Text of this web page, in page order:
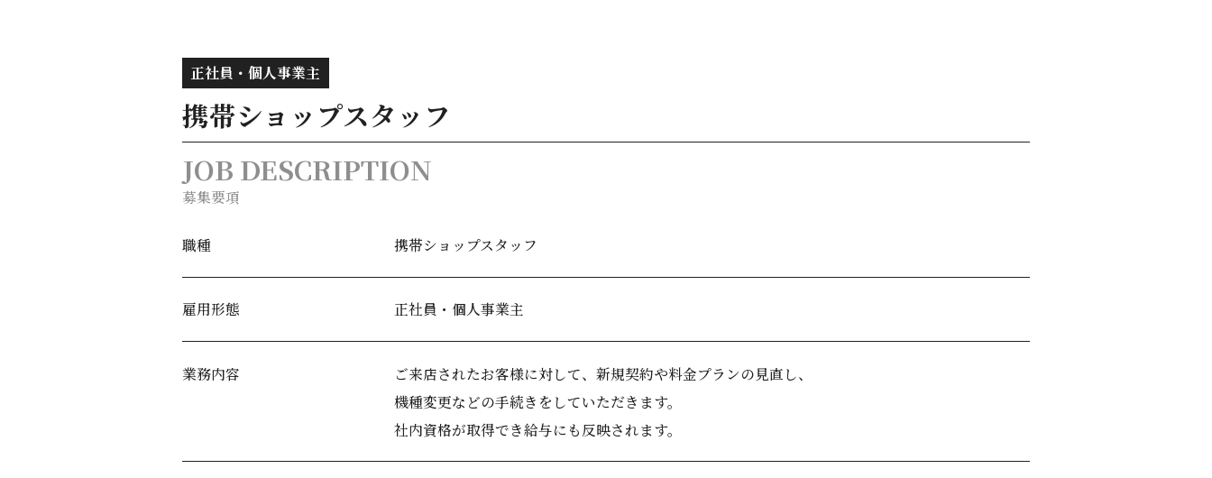
正社員・個人事業主
携帯ショップスタッフ
JOB DESCRIPTION
募集要項
職種 携帯ショップスタッフ
雇用形態 正社員・個人事業主
業務内容
ご来店されたお客様に対して、新規契約や料金プランの見直し、
機種変更などの手続きをしていただきます。
社内資格が取得でき給与にも反映されます。